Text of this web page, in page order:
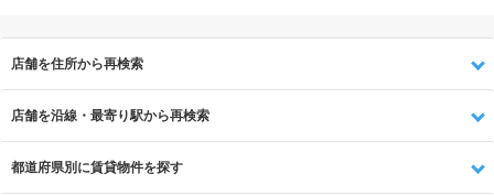
店舗を住所から再検索
店舗を沿線・最寄り駅から再検索
都道府県別に賃貸物件を探す